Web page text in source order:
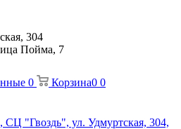
304
Пойма, 7
0 Корзина0 0
СЦ "Гвоздь", ул. Удмуртская, 304,